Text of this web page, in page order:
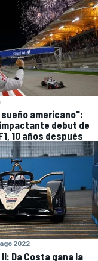
americano":
debut de
10 años después
2022
Da Costa gana la